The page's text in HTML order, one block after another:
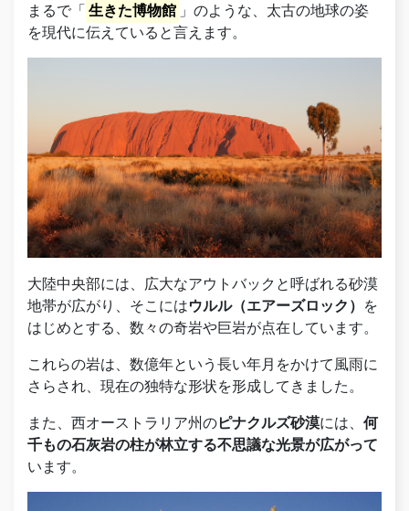
まるで「 生きた博物館 」のような、太古の地球の姿
を現代に伝えていると言えます。
大陸中央部には、広大なアウトバックと呼ばれる砂漠
地帯が広がり、そこにはウルル（エアーズロック） を
はじめとする、数々の奇岩や巨岩が点在しています。
これらの岩は、数億年という長い年月をかけて風雨に
さらされ、現在の独特な形状を形成してきました。
また、西オーストラリア州のピナクルズ砂漠には、 何
千もの石灰岩の柱が林立する不思議な光景が広がって
います。